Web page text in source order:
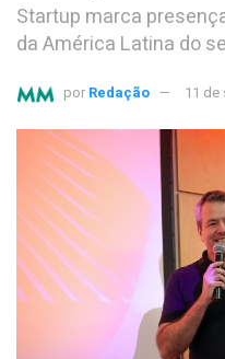
Startup marca
da América Latina do
por Redação 11 de